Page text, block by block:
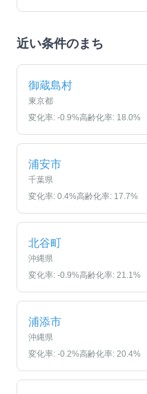
近い条件のまち
御蔵島村
東京都
変化率: -0.9%高齢化率: 18.0%
浦安市
千葉県
変化率: 0.4%高齢化率: 17.7%
北谷町
沖縄県
変化率: -0.9%高齢化率: 21.1%
浦添市
沖縄県
変化率: -0.2%高齢化率: 20.4%